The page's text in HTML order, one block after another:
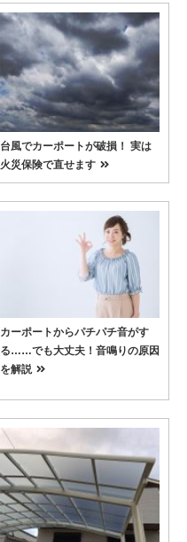
台風でカーポートが破損！ 実は
火災保険で直せます
カーポートからパチパチ音がす
る……でも大丈夫！音鳴りの原因
を解説